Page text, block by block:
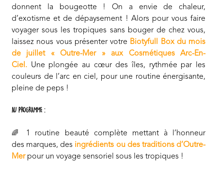
donnent la bougeotte ! On a envie de chaleur,
d’exotisme et de dépaysement ! Alors pour vous faire
voyager sous les tropiques sans bouger de chez vous,
laissez nous vous présenter votre Biotyfull Box du mois
de juillet « Outre-Mer » aux Cosmétiques Arc-En-
Ciel. Une plongée au cœur des îles, rythmée par les
couleurs de l’arc en ciel, pour une routine énergisante,
pleine de peps !
AU PROGRAMME :
🌈 1 routine beauté complète mettant à l’honneur
des marques, des ingrédients ou des traditions d’Outre-
Merpour un voyage sensoriel sous les tropiques !